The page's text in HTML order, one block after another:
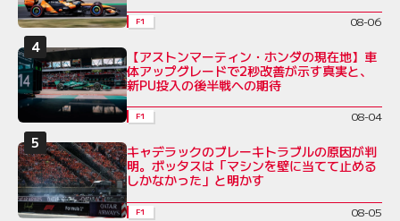
F1 08-06
【アストンマーティン・ホンダの現在地】車
体アップグレードで2秒改善が示す真実と、
新PU投入の後半戦への期待
F1 08-04
キャデラックのブレーキトラブルの原因が判
明。ボッタスは「マシンを壁に当てて止める
しかなかった」と明かす
F1 08-05